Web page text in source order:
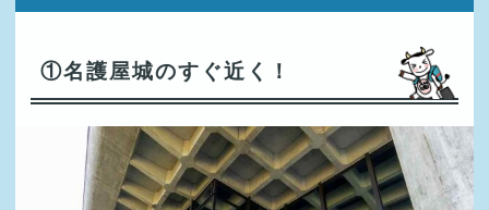
①名護屋城のすぐ近く！